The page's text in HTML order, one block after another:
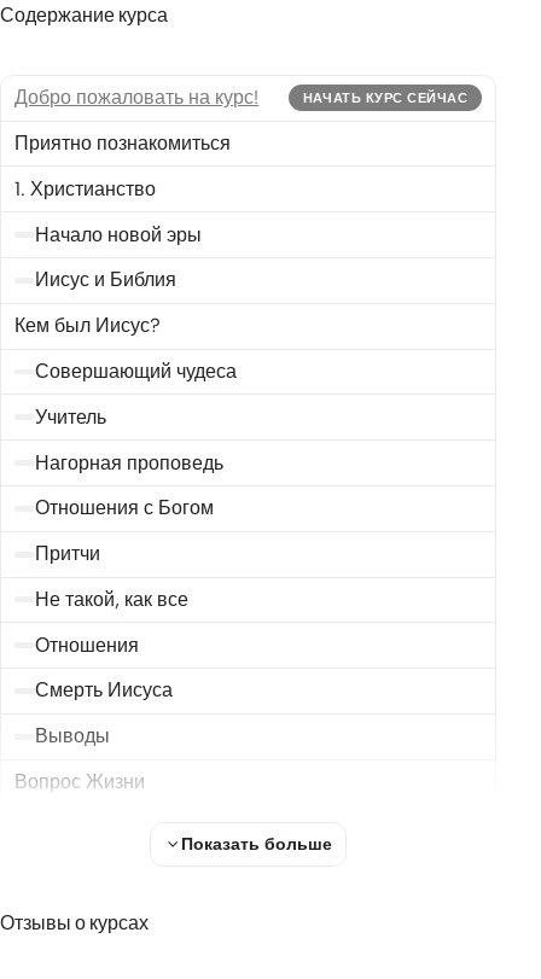
Содержание курса
Добро пожаловать на курс! НАЧАТЬ КУРС СЕЙЧАС
Приятно познакомиться
1. Христианство
Начало новой эры
Иисус и Библия
Кем был Иисус?
Совершающий чудеса
Учитель
Нагорная проповедь
Отношения с Богом
Притчи
Не такой, как все
Отношения
Смерть Иисуса
Выводы
Вопрос Жизни
Грехопадение
Показать больше
Отзывы о курсах